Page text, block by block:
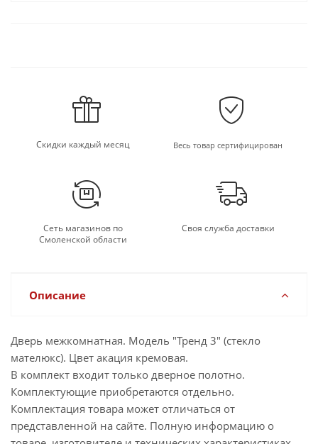
Скидки каждый месяц Весь товар сертифицирован
Сеть магазинов по
Смоленской области
Своя служба доставки
Описание
Дверь межкомнатная. Модель "Тренд 3" (стекло
мателюкс). Цвет акация кремовая.
В комплект входит только дверное полотно.
Комплектующие приобретаются отдельно.
Комплектация товара может отличаться от
представленной на сайте. Полную информацию о